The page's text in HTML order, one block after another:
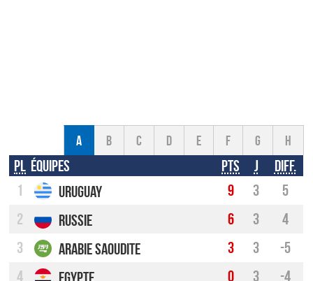
A B C D E F G H
Pl Équipes Pts J
Diff.
1
Uruguay 9 3
5
2
Russie 6 3
4
3
Arabie Saoudite 3 3
-5
4
Egypte 0 3 -4